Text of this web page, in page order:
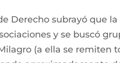
Derecho subrayó que
y se buscó
(a ella se remiten